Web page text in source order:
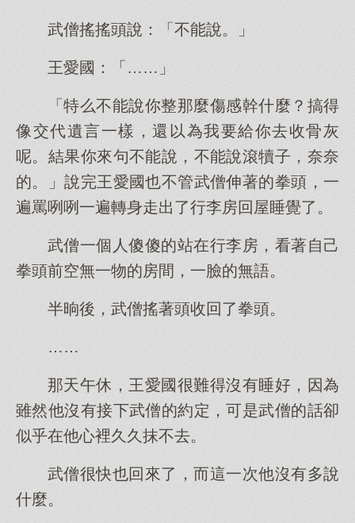
武僧搖搖頭說：「不能說。」
王愛國：「……」
「特么不能說你整那麼傷感幹什麼？搞得
像交代遺言一樣，還以為我要給你去收骨灰
呢。結果你來句不能說，不能說滾犢子，奈奈
的。」說完王愛國也不管武僧伸著的拳頭，一
遍罵咧咧一遍轉身走出了行李房回屋睡覺了。
武僧一個人傻傻的站在行李房，看著自己
拳頭前空無一物的房間，一臉的無語。
半晌後，武僧搖著頭收回了拳頭。
……
那天午休，王愛國很難得沒有睡好，因為
雖然他沒有接下武僧的約定，可是武僧的話卻
似乎在他心裡久久抹不去。
武僧很快也回來了，而這一次他沒有多說
什麼。